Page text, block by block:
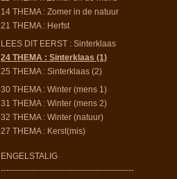
14 THEMA : Zomer in de natuur
21 THEMA : Herfst
LEES DIT EERST : Sinterklaas
24 THEMA : Sinterklaas (1)
25 THEMA : Sinterklaas (2)
30 THEMA : Winter (mens 1)
31 THEMA : Winter (mens 2)
32 THEMA : Winter (natuur)
27 THEMA : Kerst(mis)
ENGELSTALIG
------------------------------------------------